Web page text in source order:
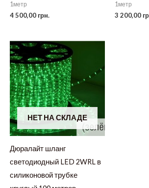
1метр
4 500,00 грн.
1метр
3 200,00
НЕТ НА СКЛАДЕ
Дюралайт шланг
светодиодный LED 2WRL в
силиконовой трубке